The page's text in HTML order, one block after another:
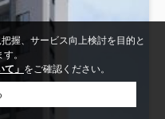
握、サービス向上検討を目的と
。
」 をご確認ください。